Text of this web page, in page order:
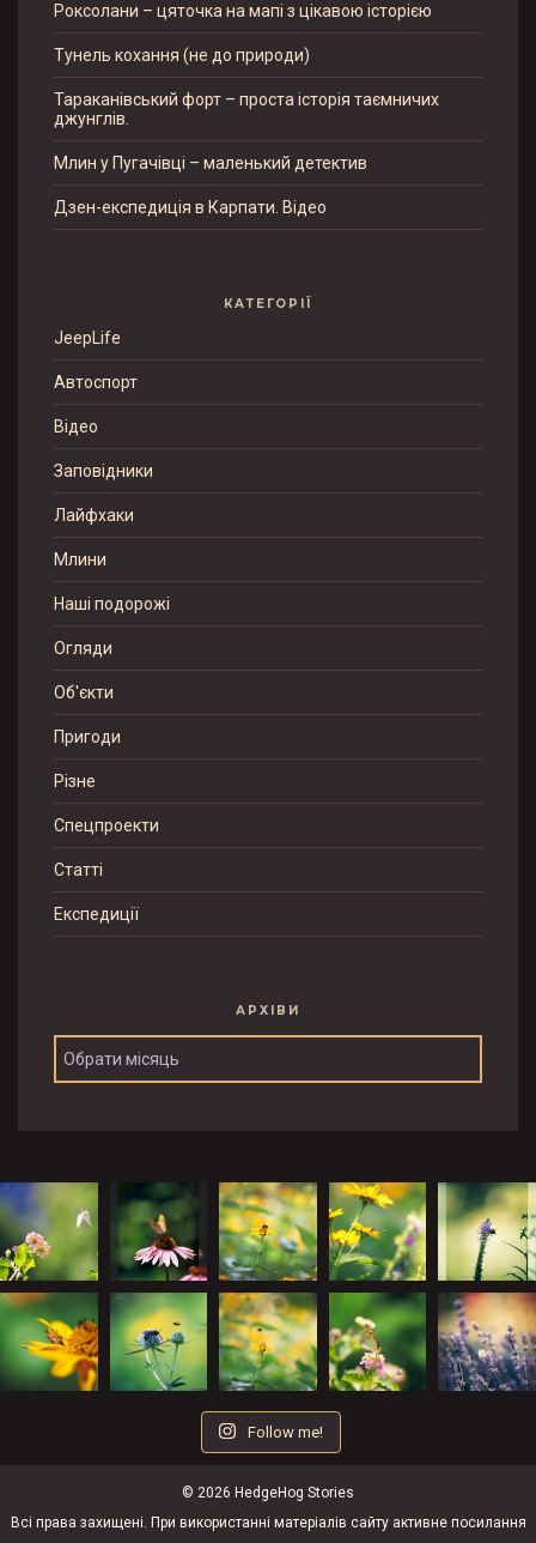
Роксолани – цяточка на мапі з цікавою історією
Тунель кохання (не до природи)
Тараканівський форт – проста історія таємничих
джунглів.
Млин у Пугачівці – маленький детектив
Дзен-експедиція в Карпати. Відео
КАТЕГОРІЇ
JeepLife
Автоспорт
Відео
Заповідники
Лайфхаки
Млини
Наші подорожі
Огляди
Об'єкти
Пригоди
Різне
Спецпроекти
Статті
Експедиції
АРХІВИ
Архіви
Follow me!
© 2026 HedgeHog Stories
Всі права захищені. При використанні матеріалів сайту активне посилання